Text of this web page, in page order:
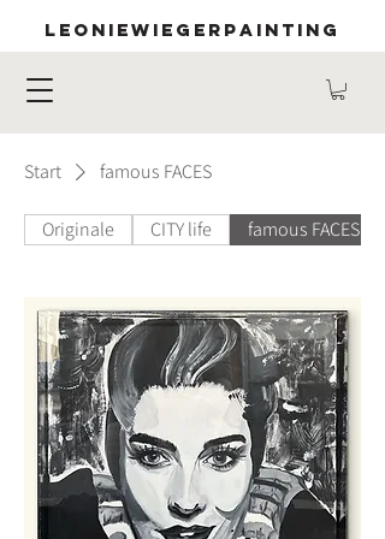
LEONIEWIEGERPAINTING
Start famous FACES
Originale CITY life famous FACES